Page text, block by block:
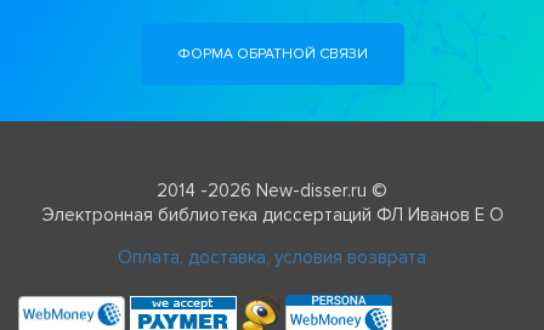
ФОРМА ОБРАТНОЙ СВЯЗИ
2014 -2026 New-disser.ru ©
Электронная библиотека диссертаций ФЛ Иванов Е О
Оплата, доставка, условия возврата